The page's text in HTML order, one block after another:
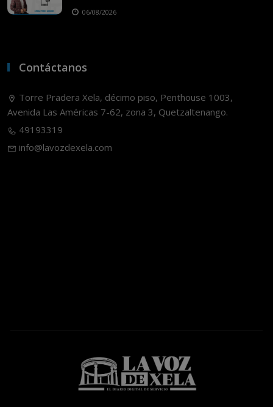
06/08/2026
Contáctanos
Torre Pradera Xela, décimo piso, Penthouse 1003,
Avenida Las Américas 7-62, zona 3, Quetzaltenango.
49193319
info@lavozdexela.com